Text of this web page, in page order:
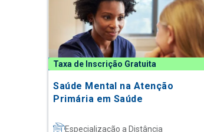
Taxa de Inscrição Gratuita
Saúde Mental na Atenção
Primária em Saúde
Especialização a Distância